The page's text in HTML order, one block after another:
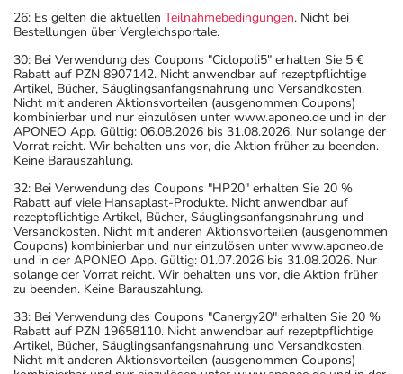
26: Es gelten die aktuellen Teilnahmebedingungen. Nicht bei
Bestellungen über Vergleichsportale.
30: Bei Verwendung des Coupons "Ciclopoli5" erhalten Sie 5 €
Rabatt auf PZN 8907142. Nicht anwendbar auf rezeptpflichtige
Artikel, Bücher, Säuglingsanfangsnahrung und Versandkosten.
Nicht mit anderen Aktionsvorteilen (ausgenommen Coupons)
kombinierbar und nur einzulösen unter www.aponeo.de und in der
APONEO App. Gültig: 06.08.2026 bis 31.08.2026. Nur solange der
Vorrat reicht. Wir behalten uns vor, die Aktion früher zu beenden.
Keine Barauszahlung.
32: Bei Verwendung des Coupons "HP20" erhalten Sie 20 %
Rabatt auf viele Hansaplast-Produkte. Nicht anwendbar auf
rezeptpflichtige Artikel, Bücher, Säuglingsanfangsnahrung und
Versandkosten. Nicht mit anderen Aktionsvorteilen (ausgenommen
Coupons) kombinierbar und nur einzulösen unter www.aponeo.de
und in der APONEO App. Gültig: 01.07.2026 bis 31.08.2026. Nur
solange der Vorrat reicht. Wir behalten uns vor, die Aktion früher
zu beenden. Keine Barauszahlung.
33: Bei Verwendung des Coupons "Canergy20" erhalten Sie 20 %
Rabatt auf PZN 19658110. Nicht anwendbar auf rezeptpflichtige
Artikel, Bücher, Säuglingsanfangsnahrung und Versandkosten.
Nicht mit anderen Aktionsvorteilen (ausgenommen Coupons)